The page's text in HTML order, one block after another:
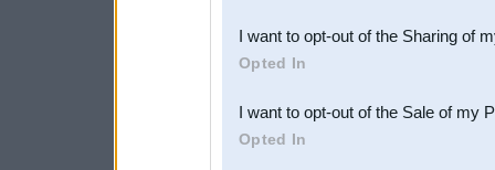
Downstream Participants
third parties.
I want to opt-out of the Sharing of
Opted In
I want to opt-out of the Sale of my
Opted In